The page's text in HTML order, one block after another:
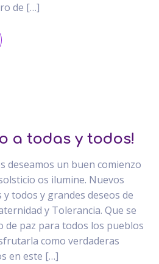
de […]
a todas y todos!
deseamos un buen comienzo
os ilumine. Nuevos
todos y grandes deseos de
y Tolerancia. Que se
de paz para todos los pueblos
como verdaderas
en este […]